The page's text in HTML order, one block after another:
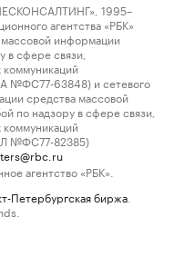
1995–
агентства «РБК»
информации
в сфере связи,
№ФС77-63848) и сетевого
средства массовой
по надзору в сфере связи,
№ФС77-82385)
агентство «РБК».
Петербургская биржа